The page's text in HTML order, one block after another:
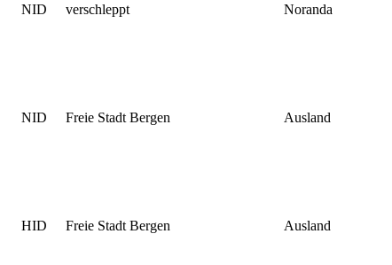
NID verschleppt Noranda
NID Freie Stadt Bergen Ausland
HID Freie Stadt Bergen Ausland